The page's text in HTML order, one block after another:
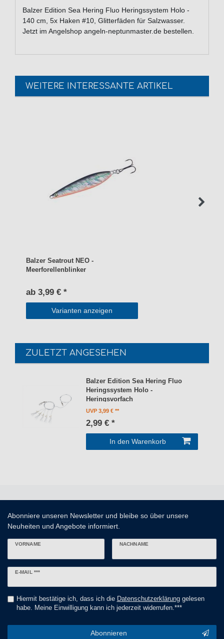
Balzer Edition Sea Hering Fluo Heringssystem Holo -
140 cm, 5x Haken #10, Glitterfäden für Salzwasser.
Jetzt im Angelshop angeln-neptunmaster.de bestellen.
WEITERE INTERESSANTE ARTIKEL
Balzer Seatrout NEO -
Meerforellenblinker
ab 3,99 € *
Varianten anzeigen
ZULETZT ANGESEHEN
Balzer Edition Sea Hering Fluo
Heringssystem Holo -
Heringsvorfach
UVP 3,99 €
2,99 € *
In den Warenkorb
Abonniere unseren Newsletter und bleibe so über unsere
Neuheiten und Angebote informiert.
VORNAME NACHNAME
E-MAIL ***
Newsletter
Hiermit bestätige ich, dass ich die Daten­schutz­erklärunggelesen
habe. Meine Einwilligung kann ich jederzeit widerrufen.***
Abonnieren